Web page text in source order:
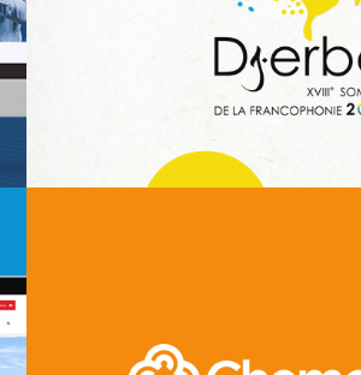
Web, Intranet et Extranet